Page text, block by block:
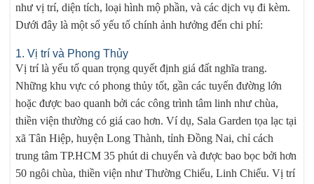
như vị trí, diện tích, loại hình mộ phần, và các dịch vụ đi kèm.
Dưới đây là một số yếu tố chính ảnh hưởng đến chi phí:
1. Vị trí và Phong Thủy
Vị trí là yếu tố quan trọng quyết định giá đất nghĩa trang.
Những khu vực có phong thủy tốt, gần các tuyến đường lớn
hoặc được bao quanh bởi các công trình tâm linh như chùa,
thiền viện thường có giá cao hơn. Ví dụ, Sala Garden tọa lạc tại
xã Tân Hiệp, huyện Long Thành, tỉnh Đồng Nai, chỉ cách
trung tâm TP.HCM 35 phút di chuyển và được bao bọc bởi hơn
50 ngôi chùa, thiền viện như Thường Chiếu, Linh Chiếu. Vị trí